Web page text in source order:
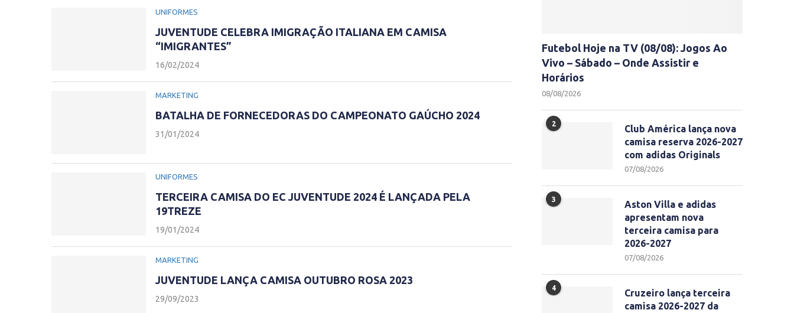
UNIFORMES
JUVENTUDE CELEBRA IMIGRAÇÃO ITALIANA EM CAMISA
“IMIGRANTES”
16/02/2024
MARKETING
BATALHA DE FORNECEDORAS DO CAMPEONATO GAÚCHO 2024
31/01/2024
UNIFORMES
TERCEIRA CAMISA DO EC JUVENTUDE 2024 É LANÇADA PELA
19TREZE
19/01/2024
MARKETING
JUVENTUDE LANÇA CAMISA OUTUBRO ROSA 2023
29/09/2023
Futebol Hoje na TV (08/08): Jogos Ao
Vivo – Sábado – Onde Assistir e
Horários
08/08/2026
2
Club América lança nova
camisa reserva 2026-2027
com adidas Originals
07/08/2026
3
Aston Villa e adidas
apresentam nova
terceira camisa para
2026-2027
07/08/2026
4
Cruzeiro lança terceira
camisa 2026-2027 da